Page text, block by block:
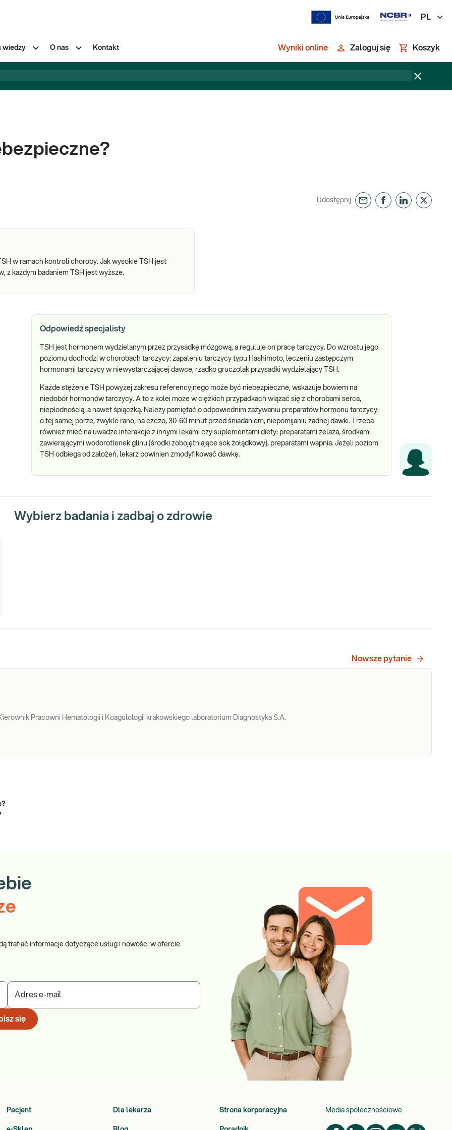
PL
wiedzy O nas Kontakt Wyniki online Zaloguj się Koszyk
Udostępnij
w ramach kontroli choroby. Jak wysokie TSH jest
z każdym badaniem TSH jest wyższe.
Odpowiedź specjalisty
TSH jest hormonem wydzielanym przez przysadkę mózgową, a reguluje on pracę tarczycy. Do wzrostu jego
poziomu dochodzi w chorobach tarczycy: zapaleniu tarczycy typu Hashimoto, leczeniu zastępczym
hormonami tarczycy w niewystarczającej dawce, rzadko gruczolak przysadki wydzielający TSH.
Każde stężenie TSH powyżej zakresu referencyjnego może być niebezpieczne, wskazuje bowiem na
niedobór hormonów tarczycy. A to z kolei może w ciężkich przypadkach wiązać się z chorobami serca,
niepłodnością, a nawet śpiączką. Należy pamiętać o odpowiednim zażywaniu preparatów hormonu tarczycy:
o tej samej porze, zwykle rano, na czczo, 30-60 minut przed śniadaniem, niepomijaniu żadnej dawki. Trzeba
również mieć na uwadze interakcje z innymi lekami czy suplementami diety: preparatami żelaza, środkami
zawierającymi wodorotlenek glinu (środki zobojętniające sok żołądkowy), preparatami wapnia. Jeżeli poziom
TSH odbiega od założeń, lekarz powinien zmodyfikować dawkę.
Wybierz badania i zadbaj o zdrowie
Nowsze pytanie
Pracowni Hematologii i Koagulologii krakowskiego laboratorium Diagnostyka S.A.
trafiać informacje dotyczące usług i nowości w ofercie
Adres e-mail
się
Pacjent Dla lekarza Strona korporacyjna Media społecznościowe